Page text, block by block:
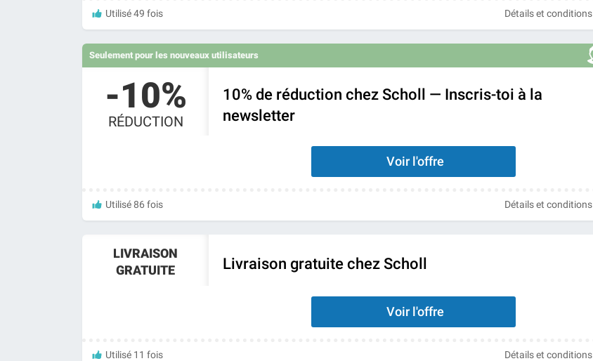
Utilisé 49 fois Détails et conditions
Seulement pour les nouveaux utilisateurs
-10%
RÉDUCTION
10% de réduction chez Scholl — Inscris-toi à la
newsletter
Voir l'offre
Utilisé 86 fois Détails et conditions
LIVRAISON
GRATUITE
Livraison gratuite chez Scholl
Voir l'offre
Utilisé 11 fois Détails et conditions